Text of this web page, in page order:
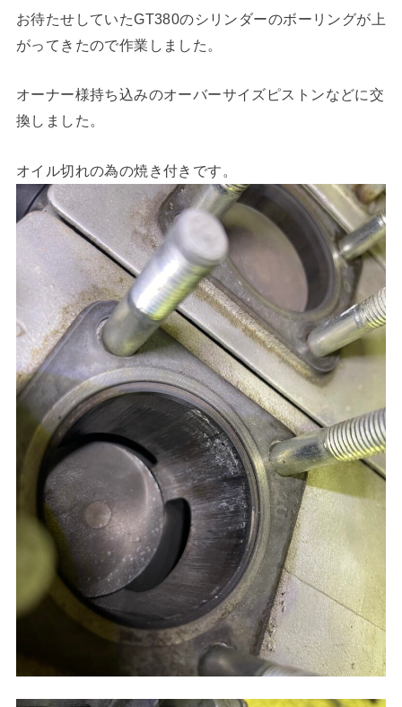
お待たせしていたGT380のシリンダーのボーリングが上
がってきたので作業しました。
オーナー様持ち込みのオーバーサイズピストンなどに交
換しました。
オイル切れの為の焼き付きです。